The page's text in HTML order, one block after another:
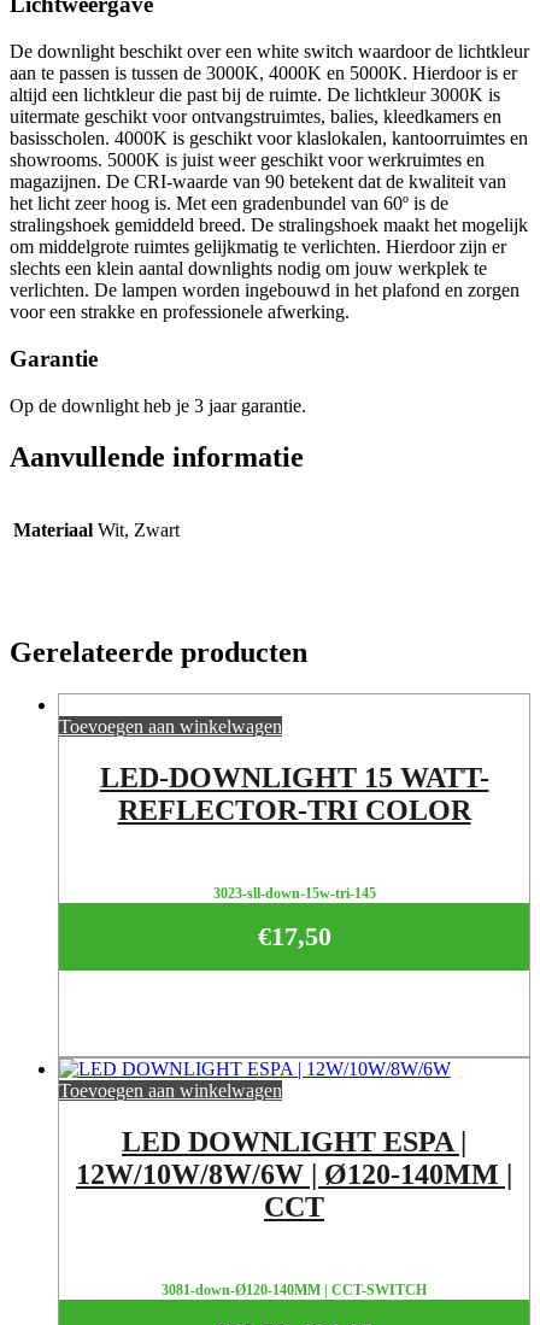
De downlight beschikt over een white switch waardoor de lichtkleur
aan te passen is tussen de 3000K, 4000K en 5000K. Hierdoor is er
altijd een lichtkleur die past bij de ruimte. De lichtkleur 3000K is
uitermate geschikt voor ontvangstruimtes, balies, kleedkamers en
basisscholen. 4000K is geschikt voor klaslokalen, kantoorruimtes en
showrooms. 5000K is juist weer geschikt voor werkruimtes en
magazijnen. De CRI-waarde van 90 betekent dat de kwaliteit van
het licht zeer hoog is. Met een gradenbundel van 60º is de
stralingshoek gemiddeld breed. De stralingshoek maakt het mogelijk
om middelgrote ruimtes gelijkmatig te verlichten. Hierdoor zijn er
slechts een klein aantal downlights nodig om jouw werkplek te
verlichten. De lampen worden ingebouwd in het plafond en zorgen
voor een strakke en professionele afwerking.
Garantie
Op de downlight heb je 3 jaar garantie.
Aanvullende informatie
Materiaal Wit, Zwart
Gerelateerde producten
Toevoegen aan winkelwagen
LED-DOWNLIGHT 15 WATT-
REFLECTOR-TRI COLOR
3023-sll-down-15w-tri-145
€17,50
Toevoegen aan winkelwagen
LED DOWNLIGHT ESPA |
12W/10W/8W/6W | Ø120-140MM |
CCT
3081-down-Ø120-140MM | CCT-SWITCH